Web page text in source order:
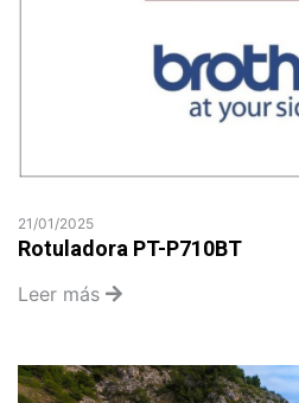
21/01/2025
Rotuladora PT-P710BT
Leer más